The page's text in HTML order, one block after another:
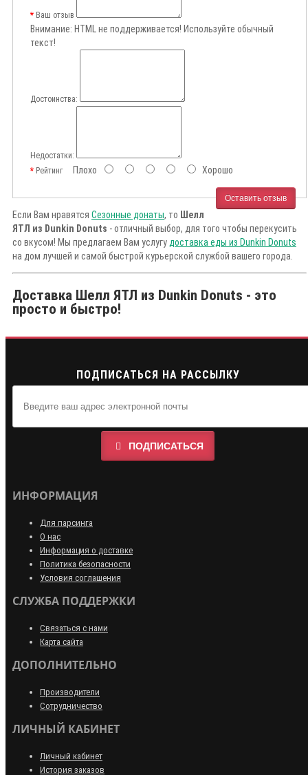
Ваш отзыв
Внимание: HTML не поддерживается! Используйте обычный
текст!
Достоинства:
Недостатки:
РейтингПлохо Хорошо
Оставить отзыв
Если Вам нравятся Сезонные донаты, то Шелл
ЯТЛ из Dunkin Donuts - отличный выбор, для того чтобы перекусить
со вкусом! Мы предлагаем Вам услугу доставка еды из Dunkin Donuts
на дом лучшей и самой быстрой курьерской службой вашего города.
Доставка Шелл ЯТЛ из Dunkin Donuts - это
просто и быстро!
ПОДПИСАТЬСЯ НА РАССЫЛКУ
ПОДПИСАТЬСЯ
ИНФОРМАЦИЯ
Для парсинга
О нас
Информация о доставке
Политика безопасности
Условия соглашения
СЛУЖБА ПОДДЕРЖКИ
Связаться с нами
Карта сайта
ДОПОЛНИТЕЛЬНО
Производители
Сотрудничество
ЛИЧНЫЙ КАБИНЕТ
Личный кабинет
История заказов